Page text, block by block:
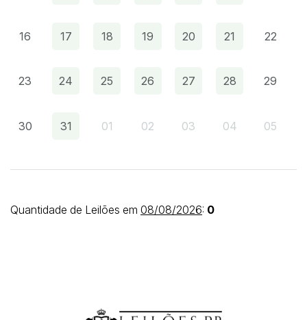
Pesquisar
16 17 18 19 20 21 22
23 24 25 26 27 28 29
30 31 01 02 03 04 05
Quantidade de Leilões em 08/08/2026: 0